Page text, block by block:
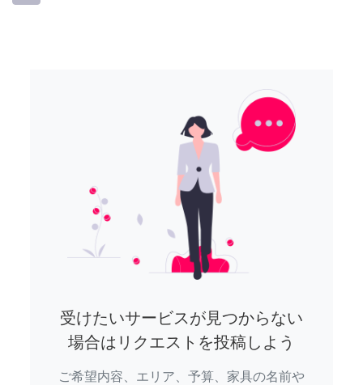
受けたいサービスが見つからない
場合はリクエストを投稿しよう
ご希望内容、エリア、予算、家具の名前や